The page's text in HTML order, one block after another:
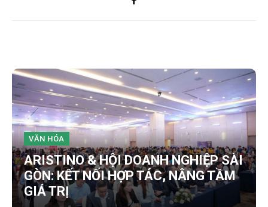
VĂN HÓA
ARISTINO & HỘI DOANH NGHIỆP SÀI
GÒN: KẾT NỐI HỢP TÁC, NÂNG TẦM
GIÁ TRỊ